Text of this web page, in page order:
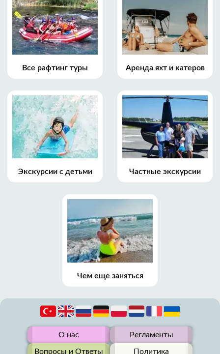
Все рафтинг туры Аренда яхт и катеров
Экскурсии с детьми Частные экскурсии
Чем еще заняться
О нас Регламенты
Вопросы и Ответы Политика